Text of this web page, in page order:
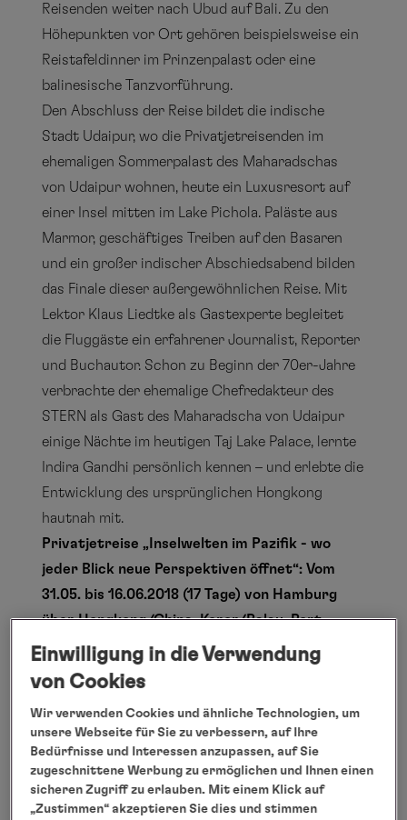
Reisenden weiter nach Ubud auf Bali. Zu den
Höhepunkten vor Ort gehören beispielsweise ein
Reistafeldinner im Prinzenpalast oder eine
balinesische Tanzvorführung.
Den Abschluss der Reise bildet die indische
Stadt Udaipur, wo die Privatjetreisenden im
ehemaligen Sommerpalast des Maharadschas
von Udaipur wohnen, heute ein Luxusresort auf
einer Insel mitten im Lake Pichola. Paläste aus
Marmor, geschäftiges Treiben auf den Basaren
und ein großer indischer Abschiedsabend bilden
das Finale dieser außergewöhnlichen Reise. Mit
Lektor Klaus Liedtke als Gastexperte begleitet
die Fluggäste ein erfahrener Journalist, Reporter
und Buchautor. Schon zu Beginn der 70er-Jahre
verbrachte der ehemalige Chefredakteur des
STERN als Gast des Maharadscha von Udaipur
einige Nächte im heutigen Taj Lake Palace, lernte
Indira Gandhi persönlich kennen – und erlebte die
Entwicklung des ursprünglichen Hongkong
hautnah mit.
Privatjetreise „Inselwelten im Pazifik - wo
jeder Blick neue Perspektiven öffnet“: Vom
31.05. bis 16.06.2018 (17 Tage) von Hamburg
über Hongkong/China, Koror/Palau, Port
Moresby/Papua-Neuguinea, Tari/Papua-
Neuguinea, Lizard Island/Australien,
zurück nach Hamburg, 64.600 Euro / 77.520
CHF pro Person im Doppelzimmer.
Weitere Informationen unter:
www.hl-cruises.de/privatjet/reisen/inselwelten-
Einwilligung in die Verwendung
von Cookies
Wir verwenden Cookies und ähnliche Technologien, um
unsere Webseite für Sie zu verbessern, auf Ihre
Bedürfnisse und Interessen anzupassen, auf Sie
zugeschnittene Werbung zu ermöglichen und Ihnen einen
sicheren Zugriff zu erlauben. Mit einem Klick auf
„Zustimmen“ akzeptieren Sie dies und stimmen